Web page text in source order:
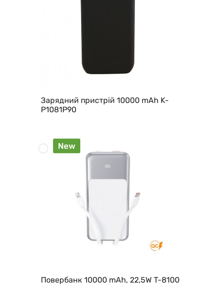
Зарядний пристрій 10000 mAh K-
P1081P90
New
Повербанк 10000 mAh, 22,5W T-8100